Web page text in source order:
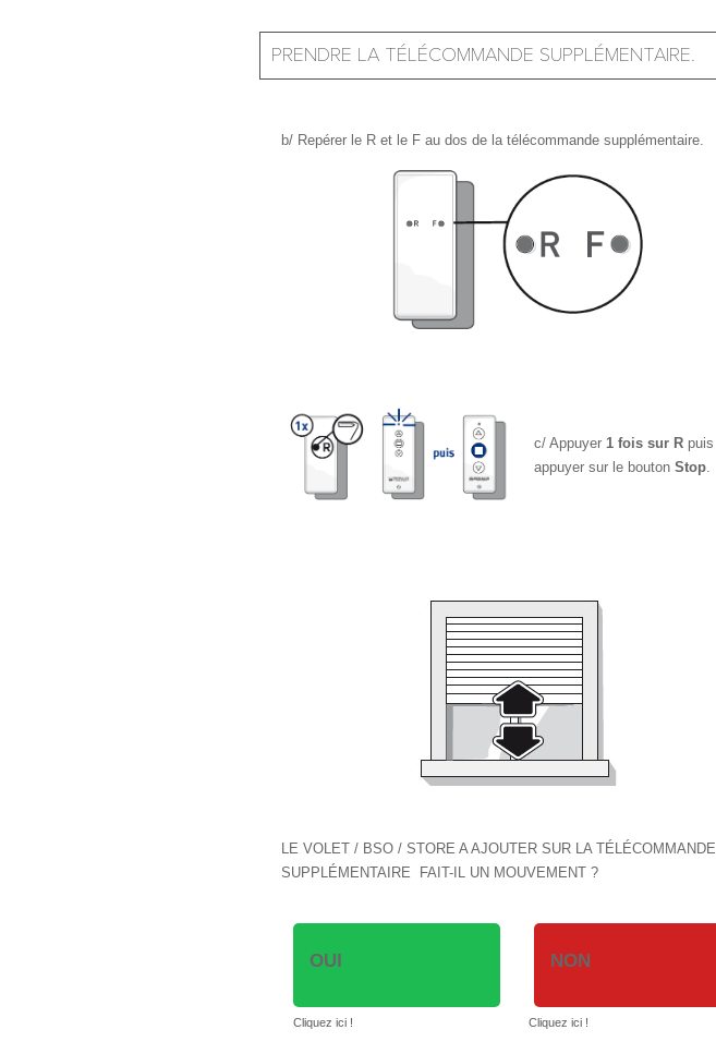
PRENDRE LA TÉLÉCOMMANDE SUPPLÉMENTAIRE.
b/ Repérer le R et le F au dos de la télécommande supplémentaire.
c/ Appuyer 1 fois sur Rpuis
appuyer sur le bouton Stop.
LE VOLET / BSO / STORE A AJOUTER SUR LA TÉLÉCOMMANDE
SUPPLÉMENTAIRE FAIT-IL UN MOUVEMENT ?
OUI
Cliquez ici !
NON
Cliquez ici !